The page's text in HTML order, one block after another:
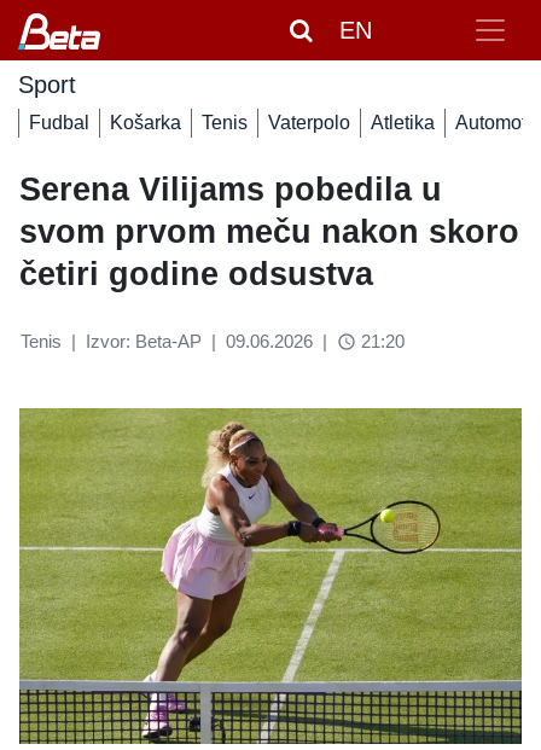
EN
Sport
Fudbal Košarka Tenis Vaterpolo Atletika Automoto
Serena Vilijams pobedila u
svom prvom meču nakon skoro
četiri godine odsustva
Tenis | Izvor: Beta-AP | 09.06.2026 | access_time 21:20